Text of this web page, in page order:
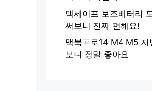
맥세이프 보조배터리
써보니 진짜 편해요!
맥북프로14 M4 M5 저
보니 정말 좋아요